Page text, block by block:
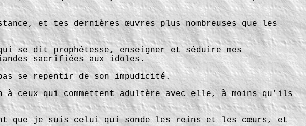
et tes dernières œuvres plus nombreuses que les
se dit prophétesse, enseigner et séduire mes
sacrifiées aux idoles.
se repentir de son impudicité.
qui commettent adultère avec elle, à moins qu'ils
que je suis celui qui sonde les reins et les cœurs, et